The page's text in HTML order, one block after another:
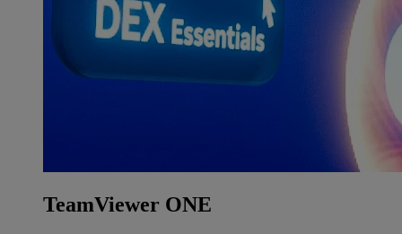
TeamViewer ONE